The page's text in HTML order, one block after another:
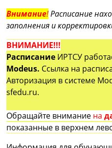
Внимание!Расписание
заполнения и
ВНИМАНИЕ!!!
Расписание ИРТСУ
Modeus. Ссылка на
Авторизация в системе
sfedu.ru.
Обращайте внимание на
показанные в верхнем